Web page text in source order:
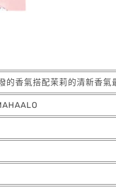
的香氣搭配茉莉的清新香氣